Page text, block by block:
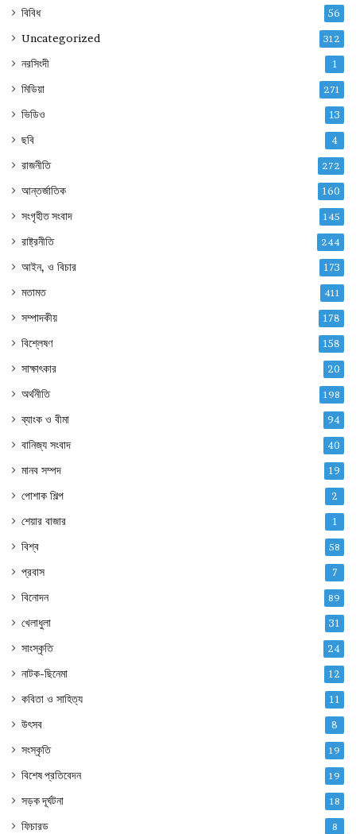
বিবিধ 56
Uncategorized 312
নরসিংদী 1
মিডিয়া 271
ভিডিও 13
ছবি 4
রাজনীতি 272
আন্তর্জাতিক 160
সংগৃহীত সংবাদ 145
রাষ্ট্রনীতি 244
আইন, ও বিচার 173
মতামত 411
সম্পাদকীয় 178
বিশ্লেষণ 158
সাক্ষাৎকার 20
অর্থনীতি 198
ব্যাংক ও বীমা 94
বানিজ্য সংবাদ 40
মানব সম্পদ 19
পোশাক শিল্প 2
শেয়ার বাজার 1
বিশ্ব 58
প্রবাস 7
বিনোদন 89
খেলাধুলা 31
সাংস্কৃতি 24
নাটক-ছিনেমা 12
কবিতা ও সাহিত্য 11
উৎসব 8
সংস্কৃতি 19
বিশেষ প্রতিবেদন 19
সড়ক দূর্ঘটনা 18
ফিচারড 8